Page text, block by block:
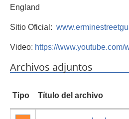
England
Sitio Oficial:
Video: https://
Archivos adjuntos
Tipo Título del archivo